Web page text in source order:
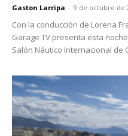
Gaston Larripa - 9 de octubre de
Con la conducción de Lorena
Garage TV presenta esta
Salón Náutico Internacional de